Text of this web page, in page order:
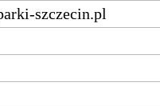
szczecin.pl